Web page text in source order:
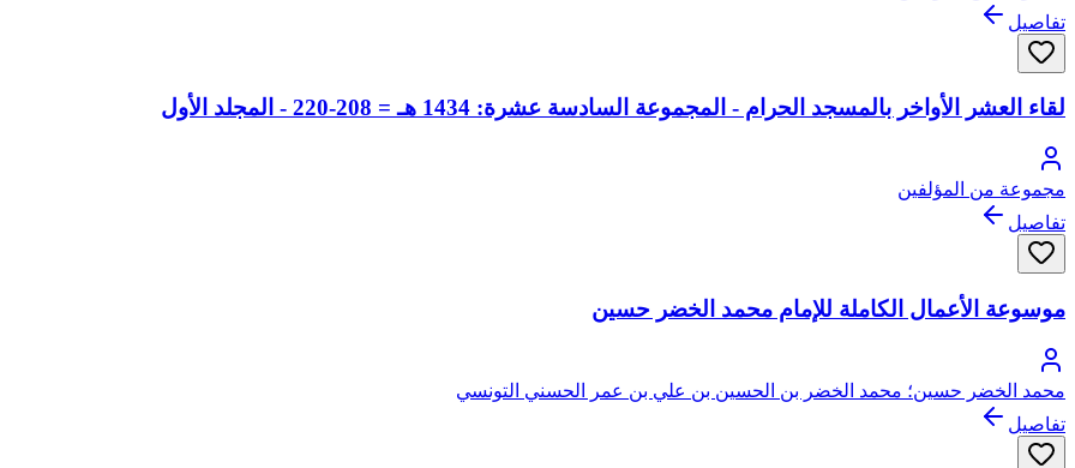
تفاصيل
لقاء العشر الأواخر بالمسجد الحرام - المجموعة السادسة عشرة: 1434 هـ = 208-220 - المجلد الأول
مجموعة من المؤلفين
تفاصيل
موسوعة الأعمال الكاملة للإمام محمد الخضر حسين
محمد الخضر حسين؛ محمد الخضر بن الحسين بن علي بن عمر الحسني التونسي
تفاصيل